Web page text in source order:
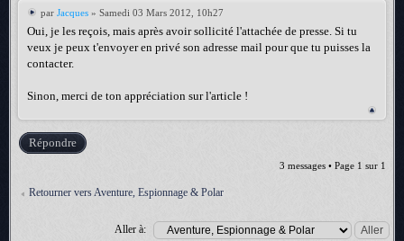
par Jacques » Samedi 03 Mars 2012, 10h27
Oui, je les reçois, mais après avoir sollicité l'attachée de presse. Si tu
veux je peux t'envoyer en privé son adresse mail pour que tu puisses la
contacter.
Sinon, merci de ton appréciation sur l'article !
Répondre
3 messages • Page 1 sur 1
Retourner vers Aventure, Espionnage & Polar
Aller à: